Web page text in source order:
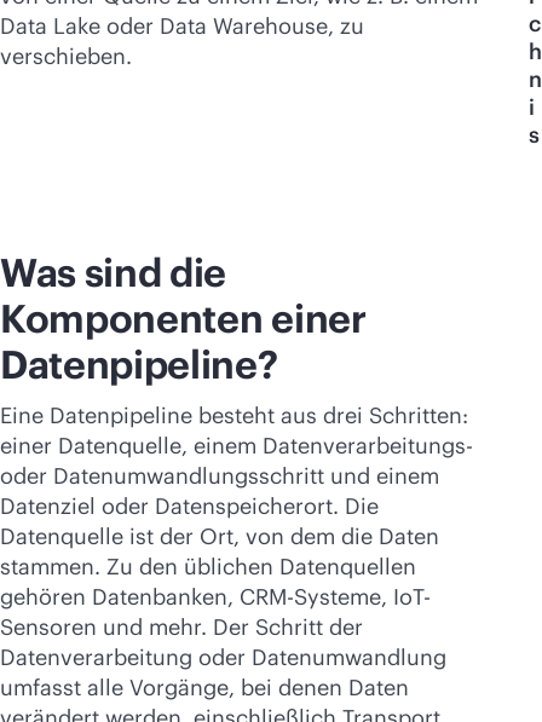
Jetzt kaufen
Data Lake oder Data Warehouse, zu
verschieben.
c
h
n
i
s
Was sind die
Komponenten einer
Datenpipeline?
Eine Datenpipeline besteht aus drei Schritten:
einer Datenquelle, einem Datenverarbeitungs-
oder Datenumwandlungsschritt und einem
Datenziel oder Datenspeicherort. Die
Datenquelle ist der Ort, von dem die Daten
stammen. Zu den üblichen Datenquellen
gehören Datenbanken, CRM-Systeme, IoT-
Sensoren und mehr. Der Schritt der
Datenverarbeitung oder Datenumwandlung
umfasst alle Vorgänge, bei denen Daten